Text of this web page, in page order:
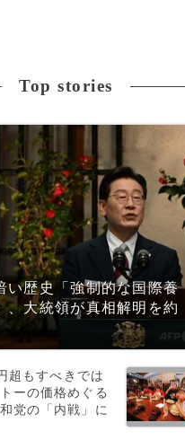
Top stories
い歴史「強制的な国際養
、大統領が真相解明を約
超もすべきでは
ーの価格めぐる
党の「内戦」に